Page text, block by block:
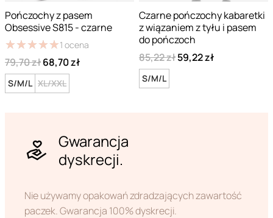
Pończochy z pasem
Obsessive S815 - czarne
★★★★★
★★★★★1 ocena
79,70 zł68,70 zł
S/M/L XL/XXL
Czarne pończochy kabaretki
z wiązaniem z tyłu i pasem
do pończoch
85,22 zł59,22 zł
S/M/L
Gwarancja
dyskrecji.
Nie używamy opakowań zdradzających zawartość
paczek. Gwarancja 100% dyskrecji.